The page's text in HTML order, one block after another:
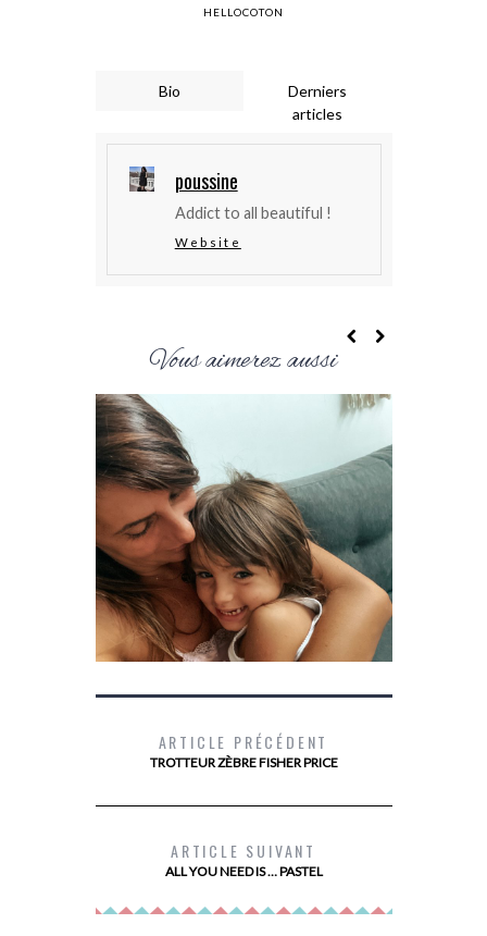
HELLOCOTON
Bio
Derniers
articles
poussine
Addict to all beautiful !
Website
Vous aimerez aussi
L’ÉNURÉSIE AVEC DRYNITES
ARTICLE PRÉCÉDENT
TROTTEUR ZÈBRE FISHER PRICE
ARTICLE SUIVANT
ALL YOU NEED IS … PASTEL